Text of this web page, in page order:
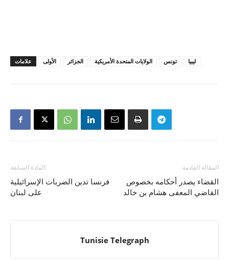
علامات الأولى الجزائر الولايات المتحدة الأمريكية تونس ليبيا
المادة السابقة
فرنسا تدين الضربات الإسرائيلية
على لبنان
المقالة القادمة
القضاء يصدر أحكامه بخصوص
القاضي المعفى هشام بن خالد
Tunisie Telegraph